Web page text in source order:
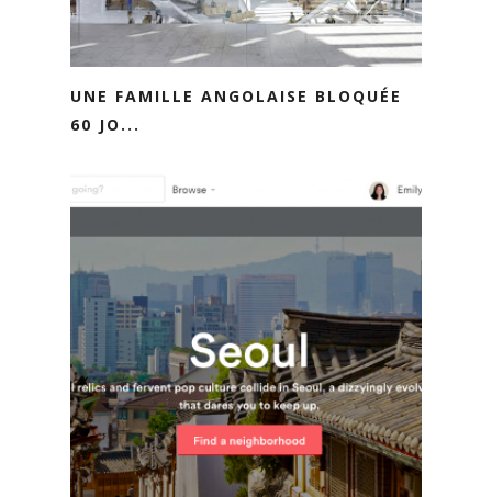
UNE FAMILLE ANGOLAISE BLOQUÉE
60 JO...